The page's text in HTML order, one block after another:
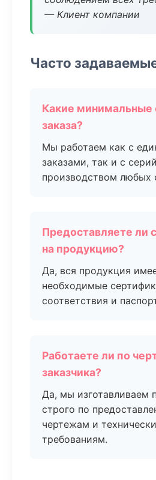
— Клиент компании
Часто
Какие
заказа?
Мы работаем как с
заказами, так и с
производством любых
Предоставляете ли
на продукцию?
Да, вся продукция
необходимые
соответствия и
Работаете ли по
заказчика?
Да, мы изготавливаем
строго по
чертежам и
требованиям.